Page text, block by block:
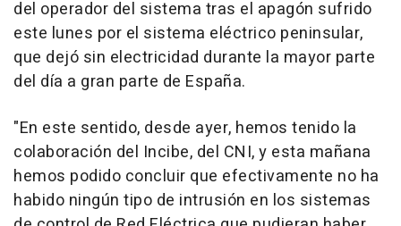
del operador del sistema tras el apagón sufrido
este lunes por el sistema eléctrico peninsular,
que dejó sin electricidad durante la mayor parte
del día a gran parte de España.
"En este sentido, desde ayer, hemos tenido la
colaboración del Incibe, del CNI, y esta mañana
hemos podido concluir que efectivamente no ha
habido ningún tipo de intrusión en los sistemas